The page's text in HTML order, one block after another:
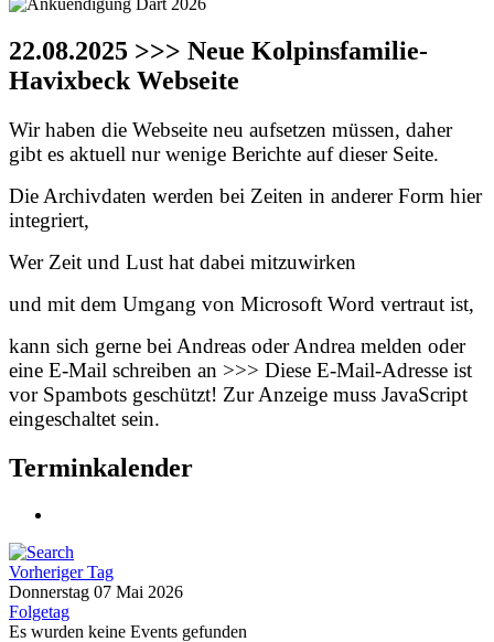
22.08.2025 >>> Neue Kolpinsfamilie-
Havixbeck Webseite
Wir haben die Webseite neu aufsetzen müssen, daher
gibt es aktuell nur wenige Berichte auf dieser Seite.
Die Archivdaten werden bei Zeiten in anderer Form hier
integriert,
Wer Zeit und Lust hat dabei mitzuwirken
und mit dem Umgang von Microsoft Word vertraut ist,
kann sich gerne bei Andreas oder Andrea melden oder
eine E-Mail schreiben an >>> Diese E-Mail-Adresse ist
vor Spambots geschützt! Zur Anzeige muss JavaScript
eingeschaltet sein.
Terminkalender
Vorheriger Tag
Donnerstag 07 Mai 2026
Folgetag
Es wurden keine Events gefunden